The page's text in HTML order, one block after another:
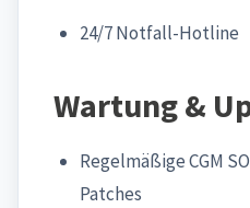
24/7 Notfall-Hotline
Wartung &
Regelmäßige CGM
Patches